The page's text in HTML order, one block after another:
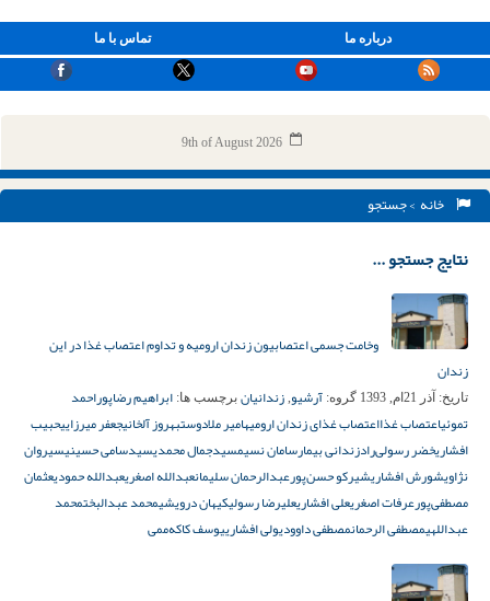
تماس با ما درباره ما
9th of August 2026
خانه > جستجو
نتایج جستجو ...
وخامت جسمی اعتصابیون زندان ارومیه و تداوم اعتصاب غذا در این
زندان
تاریخ: آذر 21ام, 1393 گروه: آرشیو, زندانیان برچسب ها: ابراهیم رضاپوراحمد
تموئیاعتصاب غذااعتصاب غذای زندان ارومیهامیر ملادوستبهروز آلخانیجعفر میرزاییحبیب
افشاریخضر رسولی‌رادزندانی بیمارسامان نسیمسیدجمال محمدیسیدسامی حسینیسیروان
نژاویشورش افشاریشیرکو حسن‌پورعبدالرحمان سلیمانعبدالله اصغریعبدالله حمودیعثمان
مصطفی‌پورعرفات اصغریعلی افشاریعلیرضا رسولیکیهان درویشیمحمد عبدالبختمحمد
عبداللهیمصطفی الرحمانمصطفی داوودیولی افشارییوسف کاکه‌ممی